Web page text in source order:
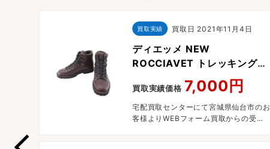
買取実績 買取日 2021年11月4日
ディエッメ NEW
ROCCIAVET トレッキングブ
ーツ ブラウン
買取実績価格 7,000円
宅配買取センターにて宮城県仙台市のお
客様よりWEBフォーム買取からの受付